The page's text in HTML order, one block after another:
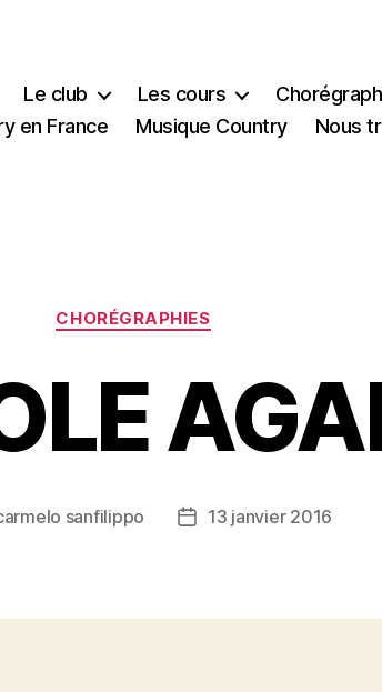
Le club Les cours
en France
Musique Country Nous
Catégories
CHORÉGRAPHIES
sanfilippo
Date13 janvier 2016